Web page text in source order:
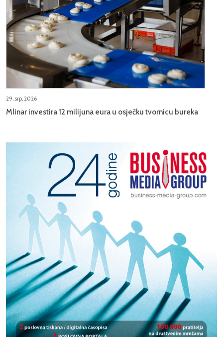
29, srp, 2026
Mlinar investira 12 milijuna eura u osječku tvornicu bureka